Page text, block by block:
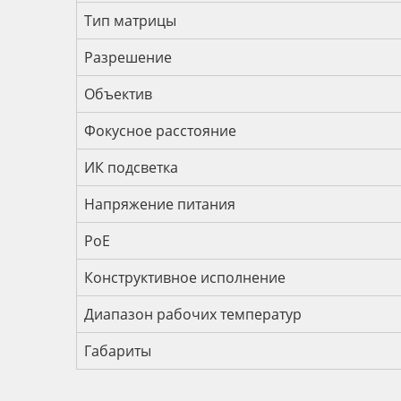
Тип матрицы
Разрешение
Объектив
Фокусное расстояние
ИК подсветка
Напряжение питания
PoE
Конструктивное исполнение
Диапазон рабочих температур
Габариты